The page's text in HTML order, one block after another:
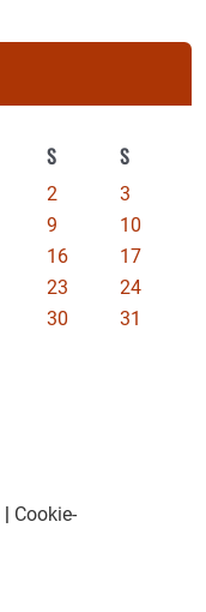
S S
2
3
9
10
16
17
23
24
30
31
Cookie-